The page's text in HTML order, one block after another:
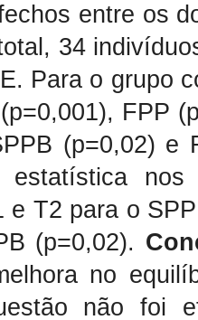
entre os
34
Para o grupo
FPP
(p=0,02) e
estatística
e T2 para o
(p=0,02).
no
não foi